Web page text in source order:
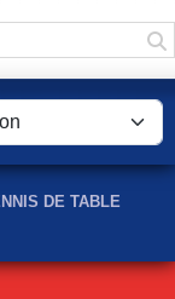
DE TABLE